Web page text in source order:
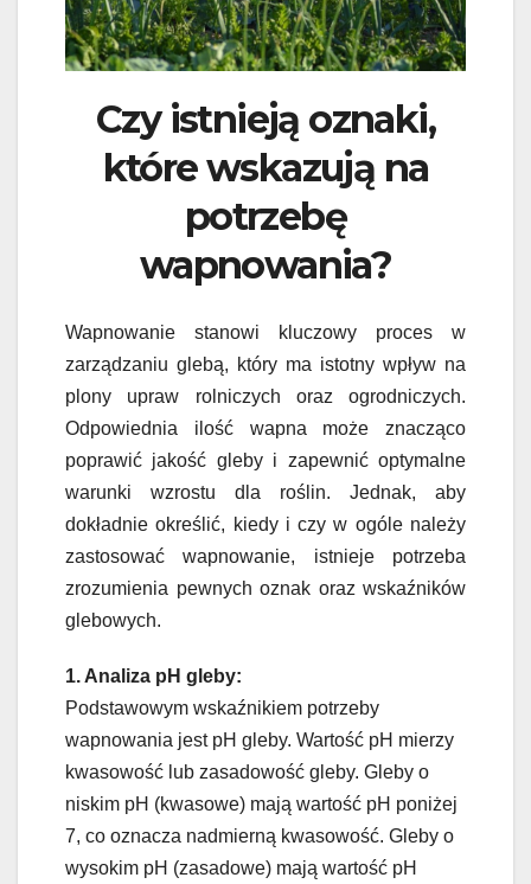
Czy istnieją oznaki,
które wskazują na
potrzebę
wapnowania?
Wapnowanie stanowi kluczowy proces w
zarządzaniu glebą, który ma istotny wpływ na
plony upraw rolniczych oraz ogrodniczych.
Odpowiednia ilość wapna może znacząco
poprawić jakość gleby i zapewnić optymalne
warunki wzrostu dla roślin. Jednak, aby
dokładnie określić, kiedy i czy w ogóle należy
zastosować wapnowanie, istnieje potrzeba
zrozumienia pewnych oznak oraz wskaźników
glebowych.
1. Analiza pH gleby:
Podstawowym wskaźnikiem potrzeby
wapnowania jest pH gleby. Wartość pH mierzy
kwasowość lub zasadowość gleby. Gleby o
niskim pH (kwasowe) mają wartość pH poniżej
7, co oznacza nadmierną kwasowość. Gleby o
wysokim pH (zasadowe) mają wartość pH